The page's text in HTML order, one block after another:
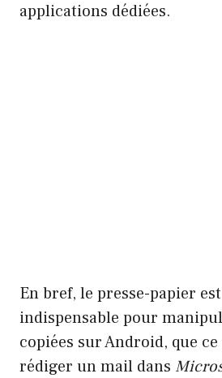
applications dédiées.
En bref, le presse-papier
indispensable pour
copiées sur Android, que
rédiger un mail dans